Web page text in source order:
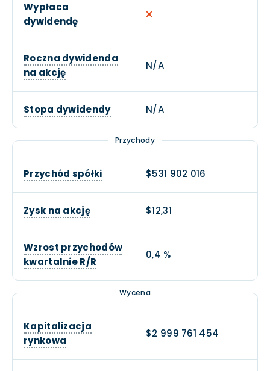
Wypłaca
dywidendę
Roczna dywidenda
na akcję
N/A
Stopa dywidendy N/A
Przychody
Przychód spółki $531 902 016
Zysk na akcję $12,31
Wzrost przychodów
kwartalnie R/R
0,4 %
Wycena
Kapitalizacja
rynkowa
$2 999 761 454